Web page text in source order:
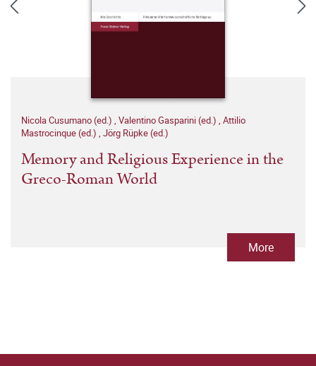
Nicola Cusumano (ed.) , Valentino Gasparini (ed.) , Attilio
Mastrocinque (ed.) , Jörg Rüpke (ed.)
Memory and Religious Experience in the
Greco-Roman World
More